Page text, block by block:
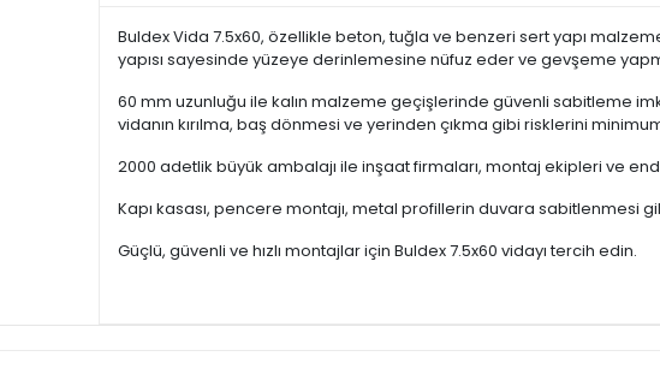
Buldex Vida 7.5x60, özellikle beton, tuğla ve benzeri sert yapı
yapısı sayesinde yüzeye derinlemesine nüfuz eder ve gevşeme
60 mm uzunluğu ile kalın malzeme geçişlerinde güvenli sabitleme
vidanın kırılma, baş dönmesi ve yerinden çıkma gibi risklerini
2000 adetlik büyük ambalajı ile inşaat firmaları, montaj ekipleri ve
Kapı kasası, pencere montajı, metal profillerin duvara
Güçlü, güvenli ve hızlı montajlar için Buldex 7.5x60 vidayı tercih edin.